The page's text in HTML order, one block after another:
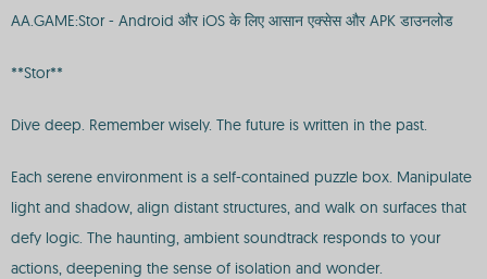
AA.GAME:Stor - Android और iOS के लिए आसान एक्सेस और APK डाउनलोड
**Stor**
Dive deep. Remember wisely. The future is written in the past.
Each serene environment is a self-contained puzzle box. Manipulate
light and shadow, align distant structures, and walk on surfaces that
defy logic. The haunting, ambient soundtrack responds to your
actions, deepening the sense of isolation and wonder.